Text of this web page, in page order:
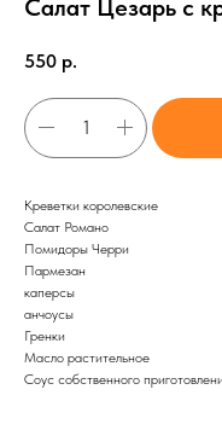
Салат Цезарь с
550 р.
Креветки королевские
Салат Романо
Помидоры Черри
Пармезан
каперсы
анчоусы
Гренки
Масло растительное
Соус собственного